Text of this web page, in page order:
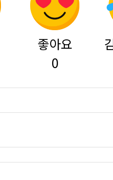
좋아요
0